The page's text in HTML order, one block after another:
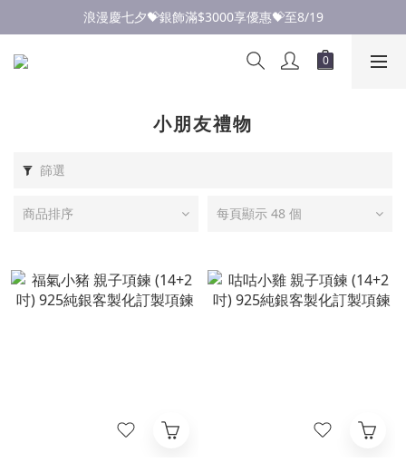
點此加入LINE✅好友領取首購優惠券
浪漫慶七夕💝銀飾滿$3000享優惠💝至8/19
點此加入LINE✅好友領取首購優惠券
小朋友禮物
篩選
商品排序 每頁顯示 48 個